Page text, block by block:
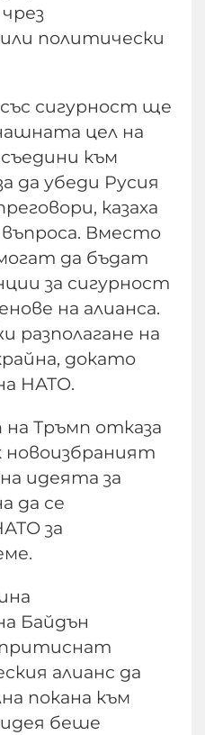
политически
сигурност ще
цел на
към
да убеди Русия
казаха
въпроса. Вместо
да бъдат
за сигурност
на алианса.
разполагане на
докато
НАТО.
Тръмп отказа
новоизбраният
идеята за
да се
за
Байдън
притиснат
алианс да
покана към
беше